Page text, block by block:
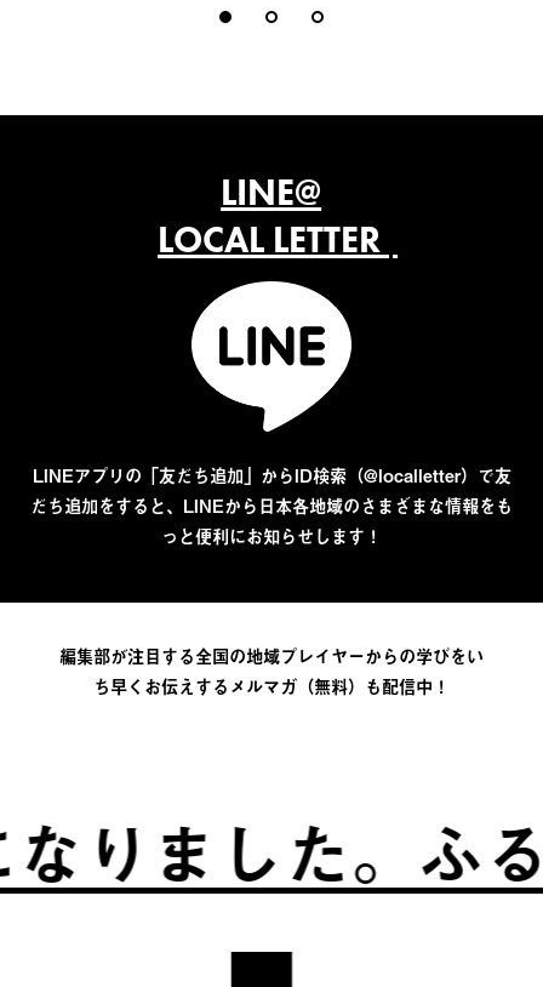
LINE@
LOCAL LETTER
LINEアプリの「友だち追加」からID検索（@localletter）で友
だち追加をすると、LINEから日本各地域のさまざまな情報をも
っと便利にお知らせします！
編集部が注目する全国の地域プレイヤーからの学びをい
ち早くお伝えするメルマガ（無料）も配信中！
した。ふるさと